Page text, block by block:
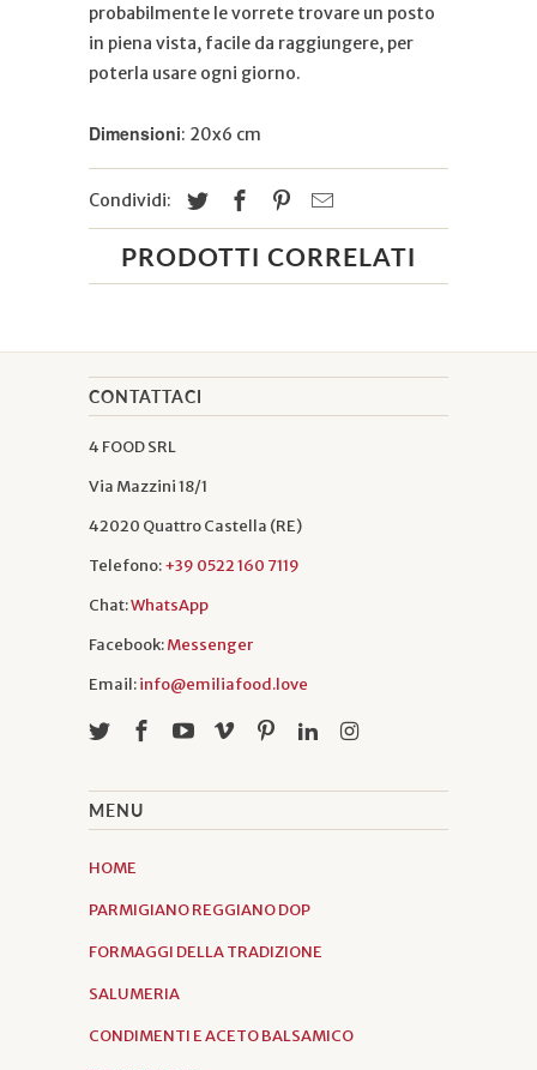
probabilmente le vorrete trovare un posto
in piena vista, facile da raggiungere, per
poterla usare ogni giorno.
Dimensioni: 20x6 cm
Condividi:
PRODOTTI CORRELATI
CONTATTACI
4 FOOD SRL
Via Mazzini 18/1
42020 Quattro Castella (RE)
Telefono:+39 0522 160 7119
Chat:WhatsApp
Facebook:Messenger
Email:info@emiliafood.love
MENU
HOME
PARMIGIANO REGGIANO DOP
FORMAGGI DELLA TRADIZIONE
SALUMERIA
CONDIMENTI E ACETO BALSAMICO